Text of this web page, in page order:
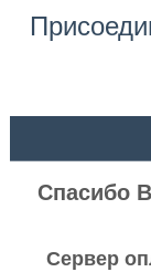
Спасибо
Сервер